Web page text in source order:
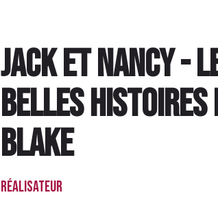
Jack et Nancy -
belles histoires
Blake
Réalisateur